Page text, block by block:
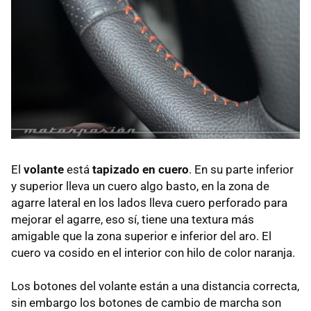
El volante está tapizado en cuero. En su parte inferior
y superior lleva un cuero algo basto, en la zona de
agarre lateral en los lados lleva cuero perforado para
mejorar el agarre, eso sí, tiene una textura más
amigable que la zona superior e inferior del aro. El
cuero va cosido en el interior con hilo de color naranja.
Los botones del volante están a una distancia correcta,
sin embargo los botones de cambio de marcha son